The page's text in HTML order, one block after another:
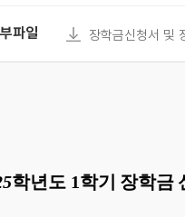
파일 장학금신청서 및
학년도 1학기 장학금